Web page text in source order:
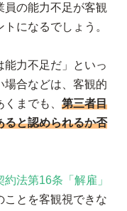
員の能力不足が客観
になるでしょう。
力不足だ」といっ
場合などは、客観的
までも、 第三者目
ると認められるか否
約法第16条「解雇」
ことを客観視できな